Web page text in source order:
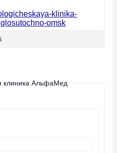
klinika-
omsk
клиника АльфаМед